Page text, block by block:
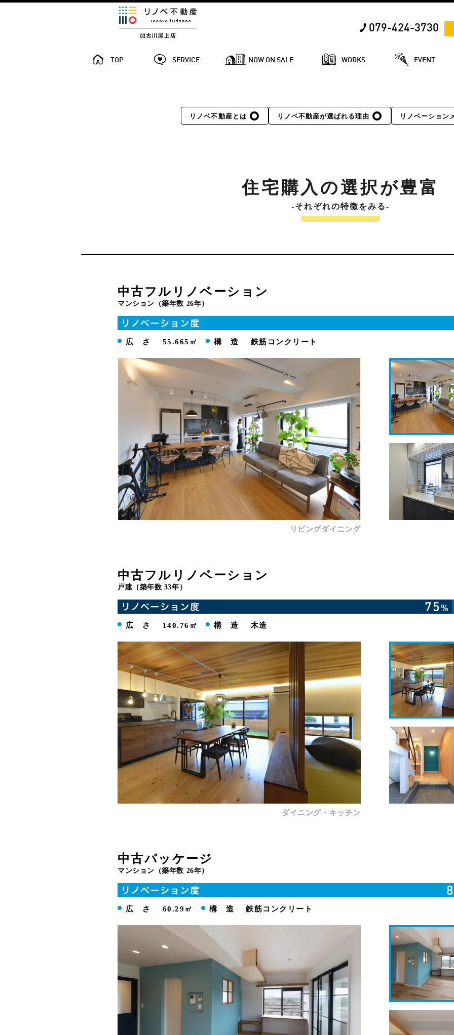
079-424-3730
TOP SERVICE NOW ON SALE WORKS EVENT
リノベ不動産とは リノベ不動産が選ばれる理由 リノベーション
住宅購入の選択が豊富
-それぞれの特徴をみる-
中古フルリノベーション
マンション（築年数 26年）
広 さ 55.665㎡ 構 造 鉄筋コンクリート
リビングダイニング
中古フルリノベーション
戸建（築年数 33年）
広 さ 140.76㎡ 構 造 木造
ダイニング・キッチン
中古パッケージ
マンション（築年数 26年）
広 さ 60.29㎡ 構 造 鉄筋コンクリート